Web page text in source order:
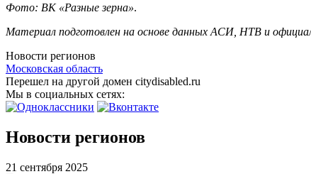
Фото: ВК «Разные зерна».
Материал подготовлен на основе данных АСИ, НТВ и
Новости регионов
Московская область
Перешел на другой домен citydisabled.ru
Мы в социальных сетях:
Новости регионов
21 сентября 2025